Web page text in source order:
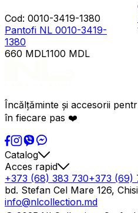
Cod: 0010-3419-1380
Pantofi NL 0010-3419-
1380
660 MDL1100 MDL
Încălțăminte și accesorii
în fiecare pas ❤️
Catalog
Acces rapid
+373 (68) 383 730+373 (69)
bd. Stefan Cel Mare 126,
info@nlcollection.md